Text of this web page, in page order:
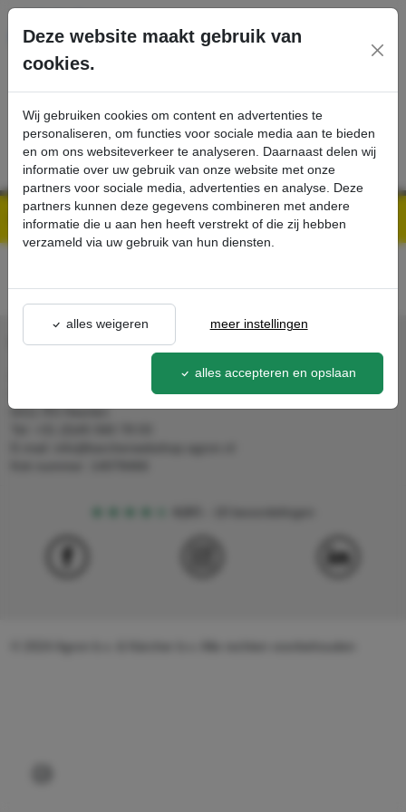
Ga direct naar de hoofdinhoud van deze pagina.
SERVICE PRODUCTEN CONTACT
Kärcher Professional Webshop | Scherpe prijzen & Snel geleverd Acties - Exclusieve Kortingen & Promoties best-buy detail - - Kärcher Professional Webshop
CONTACT
6411 RS Heerlen
Deze website maakt gebruik van
cookies.
Wij gebruiken cookies om content en advertenties te
personaliseren, om functies voor sociale media aan te bieden
en om ons websiteverkeer te analyseren. Daarnaast delen wij
informatie over uw gebruik van onze website met onze
partners voor sociale media, advertenties en analyse. Deze
partners kunnen deze gegevens combineren met andere
informatie die u aan hen heeft verstrekt of die zij hebben
verzameld via uw gebruik van hun diensten.
alles weigeren meer instellingen
alles accepteren en opslaan